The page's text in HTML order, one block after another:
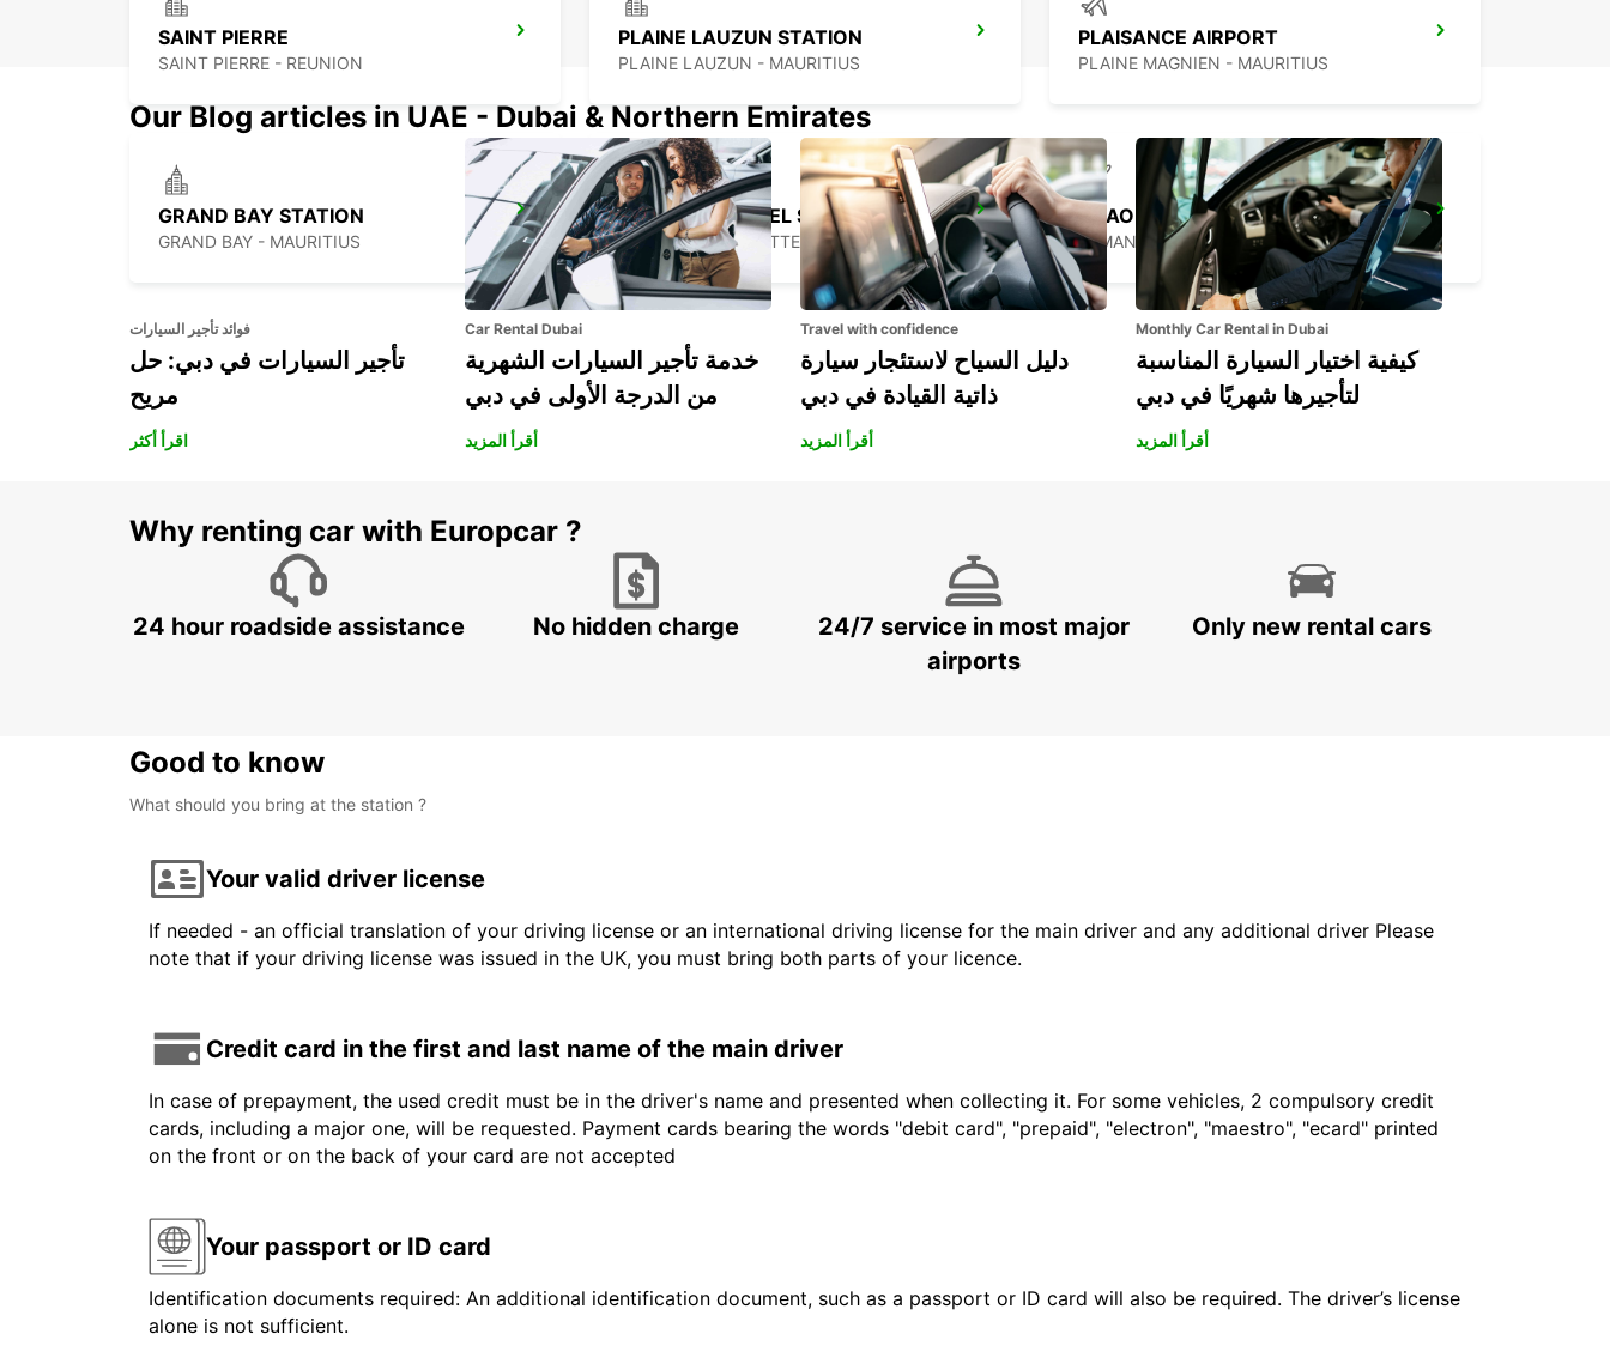
SAINT PIERRE
SAINT PIERRE - REUNION
PLAINE LAUZUN STATION
PLAINE LAUZUN - MAURITIUS
PLAISANCE AIRPORT
PLAINE MAGNIEN - MAURITIUS
GRAND BAY STATION
GRAND BAY - MAURITIUS
BANDRELE HOTEL SAKOULI
BANDRELE - MAYOTTE
DZAOUDZI AIRPORT
PAMANDZI - MAYOTTE
Our Blog articles in UAE - Dubai & Northern Emirates
فوائد تأجير السيارات
تأجير السيارات في دبي: حل
مريح
اقرأ أكثر
Car Rental Dubai
خدمة تأجير السيارات الشهرية
من الدرجة الأولى في دبي
أقرأ المزيد
Travel with confidence
دليل السياح لاستئجار سيارة
ذاتية القيادة في دبي
أقرأ المزيد
Monthly Car Rental in Dubai
كيفية اختيار السيارة المناسبة
لتأجيرها شهريًا في دبي
أقرأ المزيد
Why renting car with Europcar ?
24 hour roadside assistance No hidden charge
24/7 service in most major
airports
Only new rental cars
Good to know
What should you bring at the station ?
Your valid driver license
If needed - an official translation of your driving license or an international driving license for the main driver and any additional driver Please
note that if your driving license was issued in the UK, you must bring both parts of your licence.
Credit card in the first and last name of the main driver
In case of prepayment, the used credit must be in the driver's name and presented when collecting it. For some vehicles, 2 compulsory credit
cards, including a major one, will be requested. Payment cards bearing the words "debit card", "prepaid", "electron", "maestro", "ecard" printed
on the front or on the back of your card are not accepted
Your passport or ID card
Identification documents required: An additional identification document, such as a passport or ID card will also be required. The driver’s license
alone is not sufficient.